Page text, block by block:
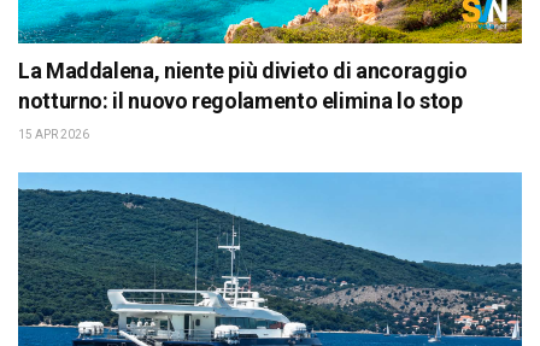
La Maddalena, niente più divieto di ancoraggio
notturno: il nuovo regolamento elimina lo stop
15 APR 2026